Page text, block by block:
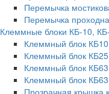
Перемычка
Перемычка
Клеммные блоки КБ-10,
Клеммный блок
Клеммный блок
Клеммный блок
Клеммный блок